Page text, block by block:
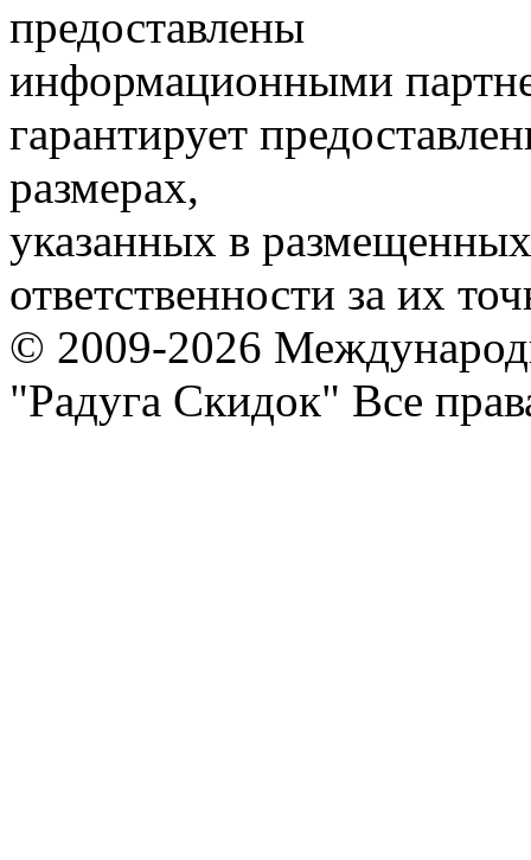
предоставлены
информационными
гарантирует
размерах,
указанных в
ответственности за их
© 2009-2026
"Радуга Скидок" Все